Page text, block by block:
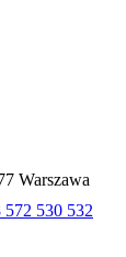
Warszawa
572 530 532